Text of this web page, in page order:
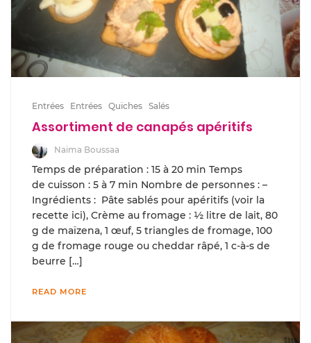
Entrées Entrées Quiches Salés
Assortiment de canapés apéritifs
Naima Boussaa
Temps de préparation : 15 à 20 min Temps
de cuisson : 5 à 7 min Nombre de personnes : –
Ingrédients : Pâte sablés pour apéritifs (voir la
recette ici), Crème au fromage : ½ litre de lait, 80
g de maïzena, 1 œuf, 5 triangles de fromage, 100
g de fromage rouge ou cheddar râpé, 1 c-à-s de
beurre […]
READ MORE